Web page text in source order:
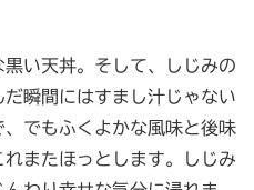
い天丼。そして、しじみの
瞬間にはすまし汁じゃない
でもふくよかな風味と後味
またほっとします。しじみ